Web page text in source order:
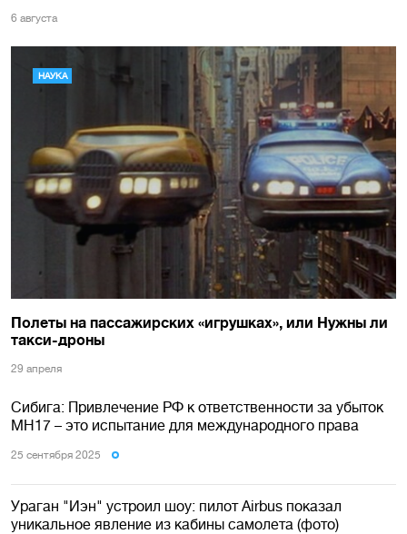
6 августа
НАУКА
Полеты на пассажирских «игрушках», или Нужны ли
такси-дроны
29 апреля
Сибига: Привлечение РФ к ответственности за убыток
МН17 – это испытание для международного права
25 сентября 2025
Ураган "Иэн" устроил шоу: пилот Airbus показал
уникальное явление из кабины самолета (фото)